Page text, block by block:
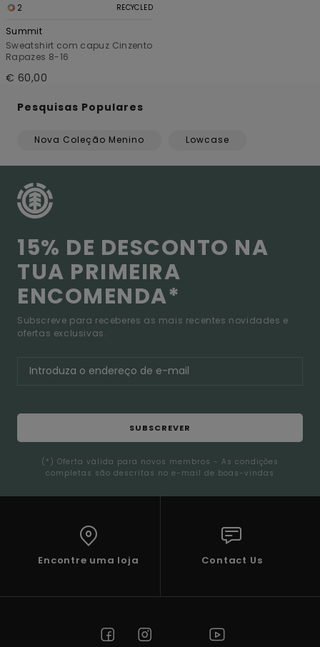
2 RECYCLED
Summit
Sweatshirt com capuz Cinzento
Rapazes 8-16
€ 60,00
Pesquisas Populares
Nova Coleção Menino Lowcase
15% DE DESCONTO NA
TUA PRIMEIRA
ENCOMENDA*
Subscreve para receberes as mais recentes novidades e
ofertas exclusivas.
SUBSCREVER
(*) Oferta válida para novos membros - As condições
completas são descritas no e-mail de boas-vindas
Encontre uma loja Contact Us